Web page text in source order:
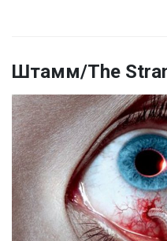
Штамм/The